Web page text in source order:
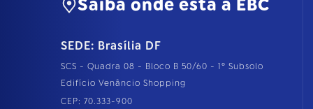
Saiba onde está a EBC
SEDE: Brasília DF
SCS - Quadra 08 - Bloco B 50/60 - 1º Subsolo
Edifício Venâncio Shopping
CEP: 70.333-900